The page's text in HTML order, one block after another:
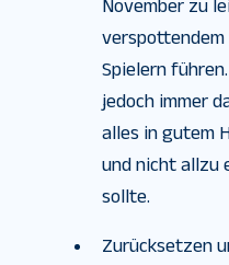
November zu
verspottendem
Spielern
jedoch immer
alles in gutem
und nicht allzu
sollte.
Zurücksetzen